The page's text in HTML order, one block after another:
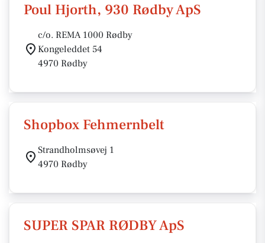
Poul Hjorth, 930 Rødby ApS
c/o. REMA 1000 Rødby
Kongeleddet 54
4970 Rødby
Shopbox Fehmernbelt
Strandholmsøvej 1
4970 Rødby
SUPER SPAR RØDBY ApS